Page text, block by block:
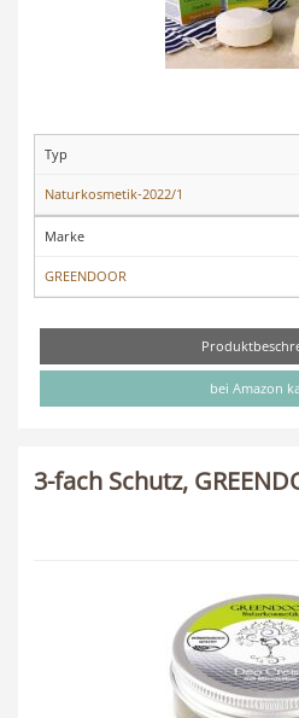
Typ
Naturkosmetik-2022/1
Marke
GREENDOOR
bei Amazon
3-fach Schutz,